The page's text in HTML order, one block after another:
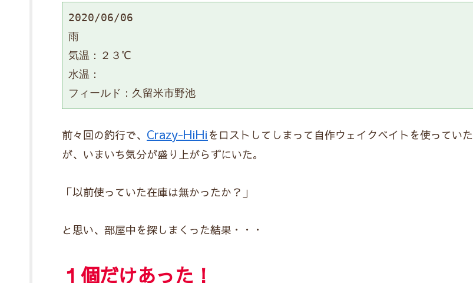
2020/06/06
雨
気温：２３℃
水温：
フィールド：久留米市野池
前々回の釣行で、 Crazy-HiHi をロストしてしまって自作ウェイクベイトを使っていた
が、いまいち気分が盛り上がらずにいた。
「以前使っていた在庫は無かったか？」
と思い、部屋中を探しまくった結果・・・
１個だけあった！